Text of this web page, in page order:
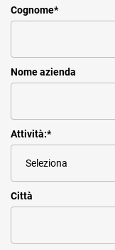
Cognome*
Nome azienda
Attività:*
Città